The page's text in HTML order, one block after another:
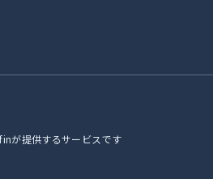
が提供するサービスです